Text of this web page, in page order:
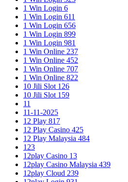
1 Win Login 6
1 Win Login 611
1 Win Login 656
1 Win Login 899
1 Win Login 981
1 Win Online 237
1 Win Online 452
1 Win Online 707
1 Win Online 822
10 Jili Slot 126
10 Jili Slot 159
11
11-11-2025
12 Play 817
12 Play Casino 425
12 Play Malaysia 484
123
12play Casino 13
12play Casino Malaysia 439
12play Cloud 239